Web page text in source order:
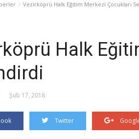
Vezirköprü Halk Eğitim Merkezi Çocukları
Halk
Şub 17, 2018
Twitter